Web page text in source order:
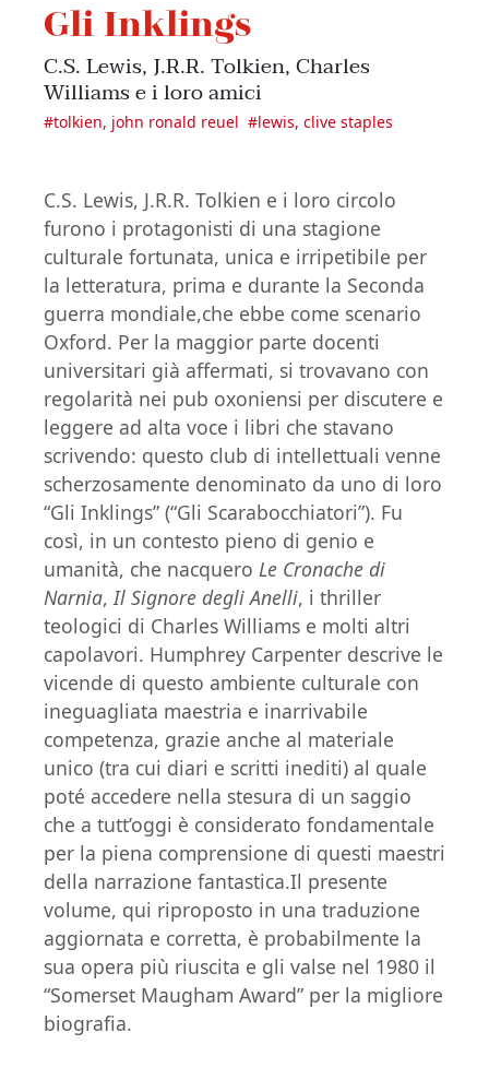
Gli Inklings
C.S. Lewis, J.R.R. Tolkien, Charles
Williams e i loro amici
#tolkien, john ronald reuel #lewis, clive staples
C.S. Lewis, J.R.R. Tolkien e i loro circolo
furono i protagonisti di una stagione
culturale fortunata, unica e irripetibile per
la letteratura, prima e durante la Seconda
guerra mondiale,che ebbe come scenario
Oxford. Per la maggior parte docenti
universitari già affermati, si trovavano con
regolarità nei pub oxoniensi per discutere e
leggere ad alta voce i libri che stavano
scrivendo: questo club di intellettuali venne
scherzosamente denominato da uno di loro
“Gli Inklings” (“Gli Scarabocchiatori”). Fu
così, in un contesto pieno di genio e
umanità, che nacquero Le Cronache di
Narnia,Il Signore degli Anelli, i thriller
teologici di Charles Williams e molti altri
capolavori. Humphrey Carpenter descrive le
vicende di questo ambiente culturale con
ineguagliata maestria e inarrivabile
competenza, grazie anche al materiale
unico (tra cui diari e scritti inediti) al quale
poté accedere nella stesura di un saggio
che a tutt’oggi è considerato fondamentale
per la piena comprensione di questi maestri
della narrazione fantastica.Il presente
volume, qui riproposto in una traduzione
aggiornata e corretta, è probabilmente la
sua opera più riuscita e gli valse nel 1980 il
“Somerset Maugham Award” per la migliore
biografia.